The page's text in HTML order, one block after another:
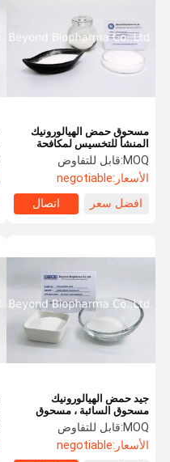
مسحوق حمض الهيالورونيك
المنشأ للتخسيس لمكافحة
الشيخوخة HA جل ومصل
MOQ: قابل للتفاوض
الأسعار:negotiable
افضل سعر
اتصال
جيد حمض الهيالورونيك
مسحوق السائبة ، مسحوق
حمض هيدروليكي نقي
MOQ: قابل للتفاوض
الأسعار:negotiable